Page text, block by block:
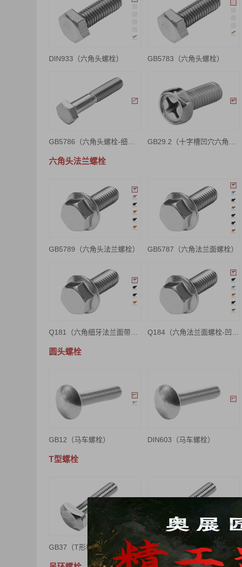
DIN933（六角头螺栓） GB5783（六角头螺栓）
六角头法兰螺栓
GB5789（六角头法兰螺栓） GB5787（六角法兰面螺栓）
圆头螺栓
GB12（马车螺栓） DIN603（马车螺栓）
T型螺栓
GB37（T形槽用螺栓） 光伏T形螺栓